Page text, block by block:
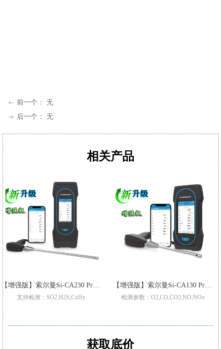
ꂃ 前一个： 无
ꁹ 后一个： 无
【增强版】索尔曼Si-CA230 Pro 烟气分析仪
测：SO2,H2S,CxHy
重过滤/加强型气泵
型号整机质保3年
H2氢气补偿功能
释和保护量程:50000ppm
NO,NO2Low NO2,SO2,Low SO2,H2S,和CxHy
【增强版】索尔曼Si-CA130 Pro 烟气分析仪
检测参数：O2,CO,CO2,NO,NOx
标配2或3组气体传感器O2,CO,和Low NO/Low NOx
可现场更换的预校准智能型传感器
可设置停止气泵，保护CO传感器中毒
适
支持2-6组气体传
CO自
满足
相关产品
获取底价